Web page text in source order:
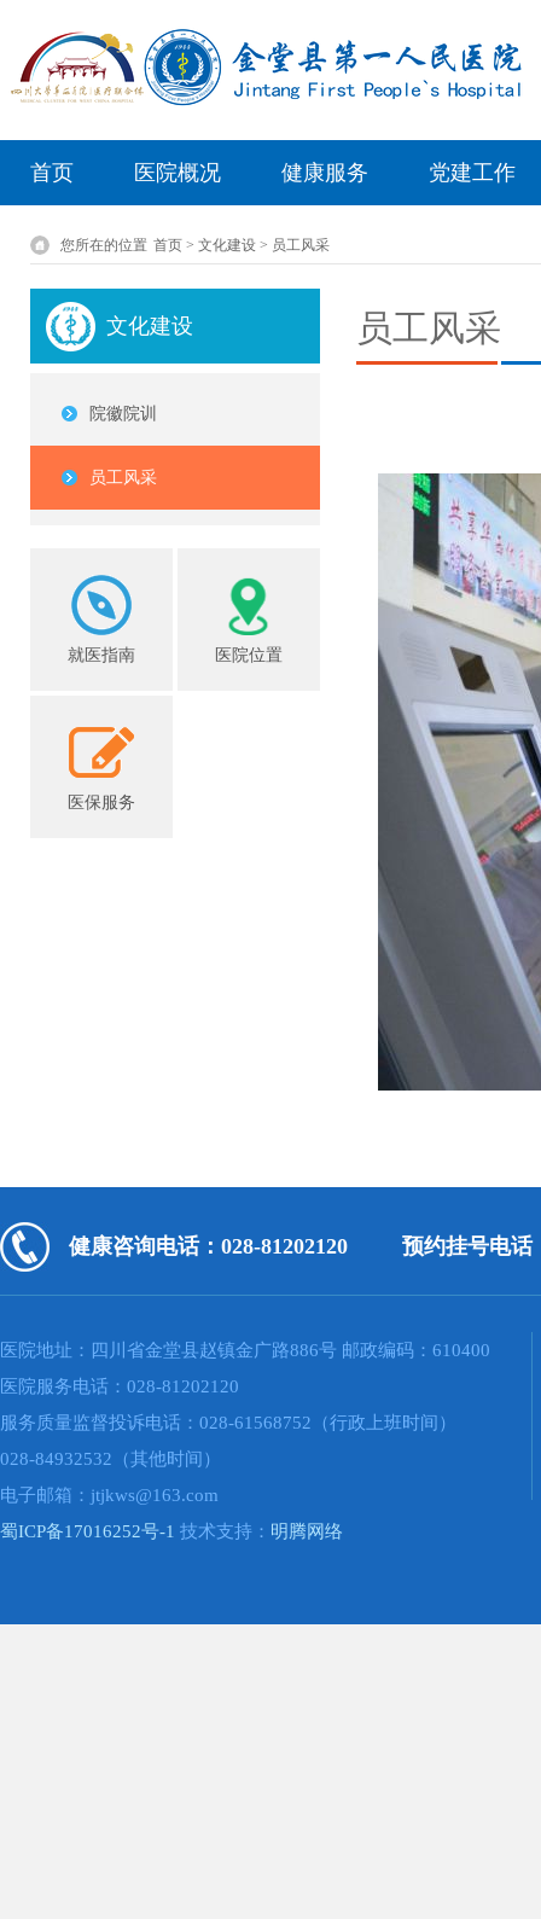
首页 医院概况 健康服务 党建工作
您所在的位置 首页 > 文化建设 > 员工风采
文化建设
院徽院训
员工风采
就医指南 医院位置
医保服务
员工风采
健康咨询电话：028-81202120 预约挂号电话
医院地址：四川省金堂县赵镇金广路886号 邮政编码：610400
医院服务电话：028-81202120
服务质量监督投诉电话：028-61568752（行政上班时间）
028-84932532（其他时间）
电子邮箱：jtjkws@163.com
蜀ICP备17016252号-1 技术支持： 明腾网络